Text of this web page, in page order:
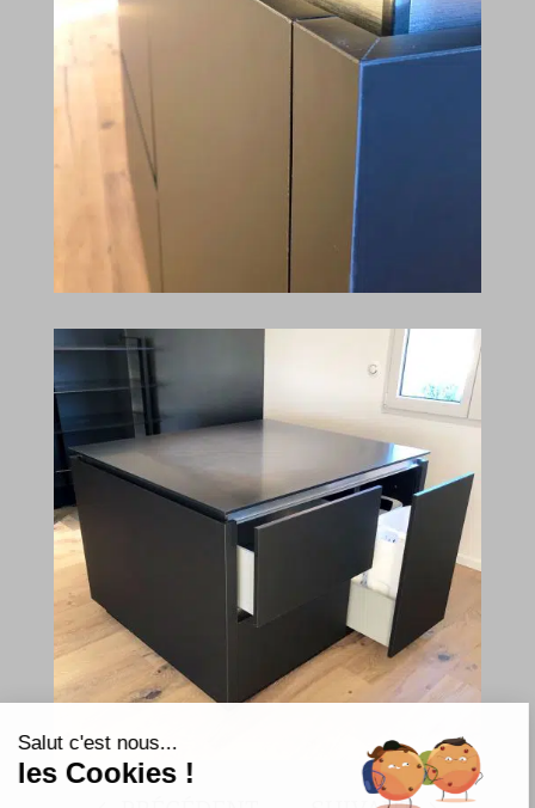
Salut c'est nous...
les Cookies !